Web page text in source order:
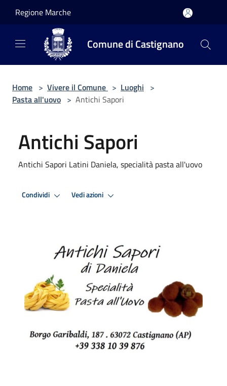
Regione Marche
Comune di Castignano
Home > Vivere il Comune > Luoghi >
Pasta all'uovo > Antichi Sapori
Antichi Sapori
Antichi Sapori Latini Daniela, specialità pasta all'uovo
Condividi Vedi azioni